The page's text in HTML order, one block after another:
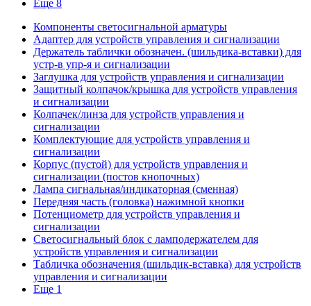
Еще 8
Компоненты светосигнальной арматуры
Адаптер для устройств управления и сигнализации
Держатель таблички обозначен. (шильдика-вставки) для
устр-в упр-я и сигнализации
Заглушка для устройств управления и сигнализации
Защитный колпачок/крышка для устройств управления
и сигнализации
Колпачек/линза для устройств управления и
сигнализации
Комплектующие для устройств управления и
сигнализации
Корпус (пустой) для устройств управления и
сигнализации (постов кнопочных)
Лампа сигнальная/индикаторная (сменная)
Передняя часть (головка) нажимной кнопки
Потенциометр для устройств управления и
сигнализации
Светосигнальный блок с ламподержателем для
устройств управления и сигнализации
Табличка обозначения (шильдик-вставка) для устройств
управления и сигнализации
Еще 1